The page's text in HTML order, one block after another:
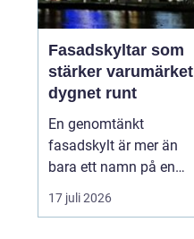
Fasadskyltar som
stärker varumärket
dygnet runt
En genomtänkt
fasadskylt är mer än
bara ett namn på en
vägg. Den fungerar som
företagets ansikte utåt,
17 juli 2026